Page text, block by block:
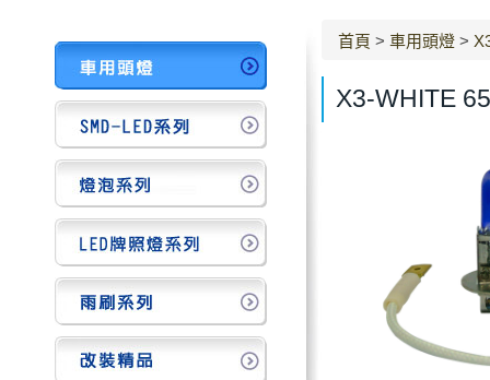
首頁 > 車用頭燈 >
X3-WHITE